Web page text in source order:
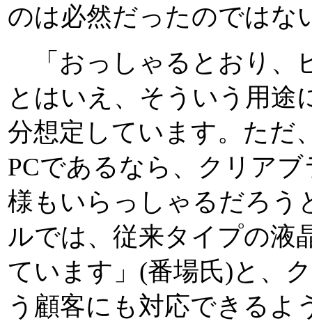
のは必然だったのではな
「おっしゃるとおり、
とはいえ、そういう用途
分想定しています。ただ
PCであるなら、クリア
様もいらっしゃるだろう
ルでは、従来タイプの液
ています」(番場氏)と、
う顧客にも対応できるよ